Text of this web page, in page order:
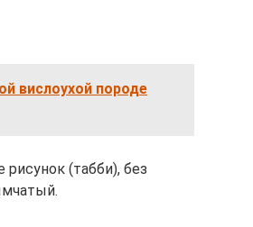
вислоухой породе
(табби), без